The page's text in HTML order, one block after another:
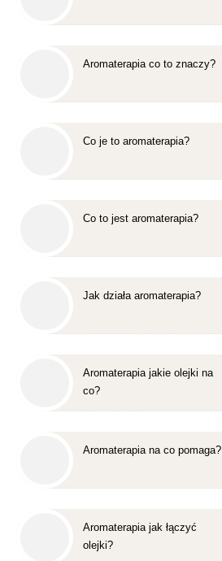
Aromaterapia co to znaczy?
Co je to aromaterapia?
Co to jest aromaterapia?
Jak działa aromaterapia?
Aromaterapia jakie olejki na
co?
Aromaterapia na co pomaga?
Aromaterapia jak łączyć
olejki?